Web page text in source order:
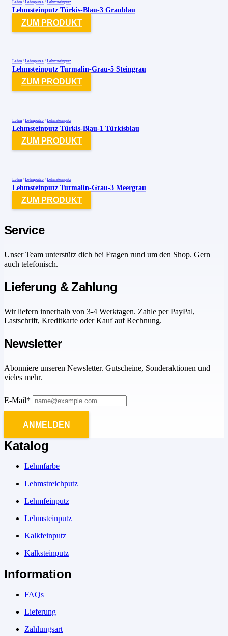
Lehm / Lehmputze / Lehmsteinputz
Lehmsteinputz Türkis-Blau-3 Graublau
ZUM PRODUKT
Lehm / Lehmputze / Lehmsteinputz
Lehmsteinputz Turmalin-Grau-5 Steingrau
ZUM PRODUKT
Lehm / Lehmputze / Lehmsteinputz
Lehmsteinputz Türkis-Blau-1 Türkisblau
ZUM PRODUKT
Lehm / Lehmputze / Lehmsteinputz
Lehmsteinputz Turmalin-Grau-3 Meergrau
ZUM PRODUKT
Service
Unser Team unterstütz dich bei Fragen rund um den Shop. Gern
auch telefonisch.
Lieferung & Zahlung
Wir liefern innerhalb von 3-4 Werktagen. Zahle per PayPal,
Lastschrift, Kreditkarte oder Kauf auf Rechnung.
Newsletter
Abonniere unseren Newsletter. Gutscheine, Sonderaktionen und
vieles mehr.
E-Mail*
ANMELDEN
Katalog
Lehmfarbe
Lehmstreichputz
Lehmfeinputz
Lehmsteinputz
Kalkfeinputz
Kalksteinputz
Information
FAQs
Lieferung
Zahlungsart